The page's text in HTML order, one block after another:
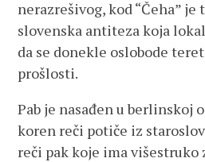
nerazrešivog, kod “Čeha”
slovenska antiteza koja
da se donekle oslobode
prošlosti.
Pab je nasađen u berlinskoj
koren reči potiče iz
reči pak koje ima višestruko